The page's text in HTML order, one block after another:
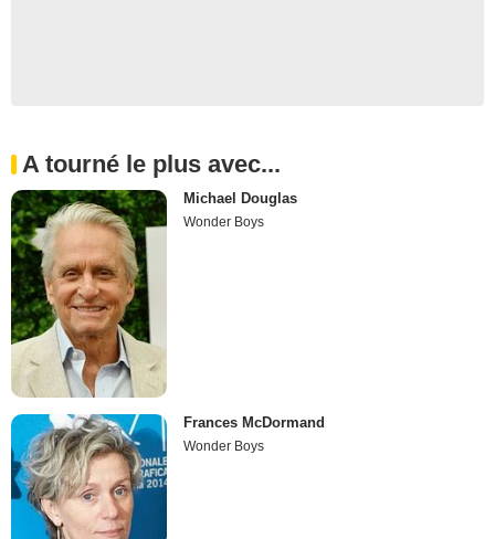
A tourné le plus avec...
Michael Douglas
Wonder Boys
Frances McDormand
Wonder Boys